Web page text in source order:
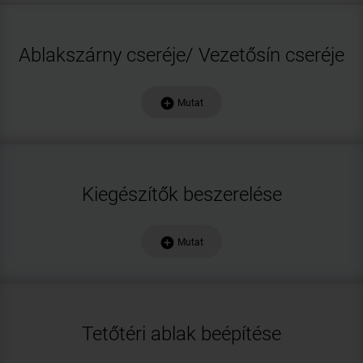
Ablakszárny cseréje/ Vezetősín cseréje
add_circle Mutat
Kiegészítők beszerelése
add_circle Mutat
Tetőtéri ablak beépítése